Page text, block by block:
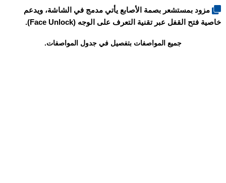
مزود بمستشعر بصمة الأصابع يأتي مدمج في الشاشة، ويدعم
خاصية فتح القفل عبر تقنية التعرف على الوجه (Face Unlock).
جميع المواصفات بتفصيل في جدول المواصفات.